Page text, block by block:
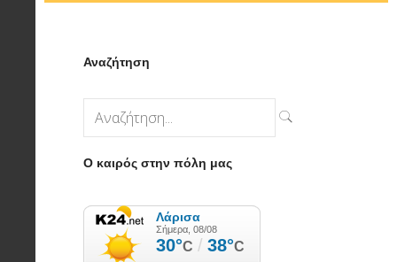
Αναζήτηση
Ο καιρός στην πόλη μας